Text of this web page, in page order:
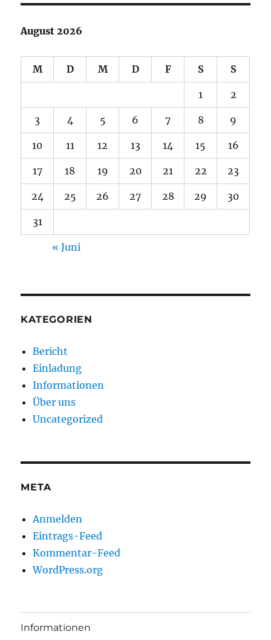
August 2026
M D M D F S S
1 2
3 4 5 6 7 8 9
10 11 12 13 14 15 16
17 18 19 20 21 22 23
24 25 26 27 28 29 30
31
« Juni
KATEGORIEN
Bericht
Einladung
Informationen
Über uns
Uncategorized
META
Anmelden
Eintrags-Feed
Kommentar-Feed
WordPress.org
Informationen